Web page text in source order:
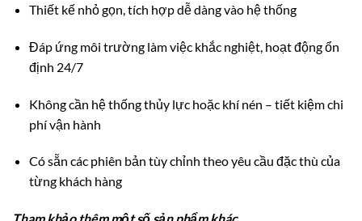
Thiết kế nhỏ gọn, tích hợp dễ dàng vào hệ thống
Đáp ứng môi trường làm việc khắc nghiệt, hoạt động ổn
định 24/7
Không cần hệ thống thủy lực hoặc khí nén – tiết kiệm chi
phí vận hành
Có sẵn các phiên bản tùy chỉnh theo yêu cầu đặc thù của
từng khách hàng